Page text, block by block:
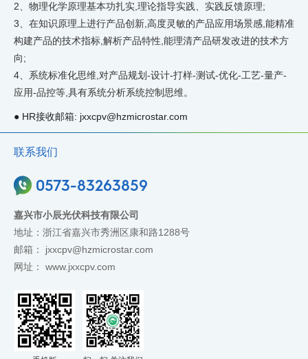
2、物理化学原理基本功扎实,理论指导实践、实践反馈原理;
3、在知识原理上进行产品创新,高度灵敏的产品应用场景感,能精准
构建产品的技术指标,解析产品特性,能理清产品研发改进的技术方
向;
4、系统标准化思维,对产品规划-设计-打样-测试-优化-工艺-量产-
应用-品控等,具有系统分析系统控制思维。
● HR接收邮箱: jxxcpv@hzmicrostar.com
联系我们
0573-83263859
嘉兴市小辰光伏科技有限公司
地址：浙江省嘉兴市秀洲区康和路1288号
邮箱： jxxcpv@hzmicrostar.com
网址： www.jxxcpv.com